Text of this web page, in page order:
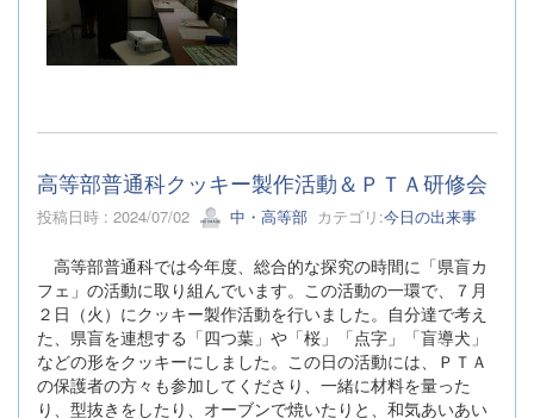
高等部普通科クッキー製作活動＆ＰＴＡ研修会
投稿日時 : 2024/07/02 中・高等部 カテゴリ:今日の出来事
高等部普通科では今年度、総合的な探究の時間に「県盲カ
フェ」の活動に取り組んでいます。この活動の一環で、７月
２日（火）にクッキー製作活動を行いました。自分達で考え
た、県盲を連想する「四つ葉」や「桜」「点字」「盲導犬」
などの形をクッキーにしました。この日の活動には、ＰＴＡ
の保護者の方々も参加してくださり、一緒に材料を量った
り、型抜きをしたり、オーブンで焼いたりと、和気あいあい